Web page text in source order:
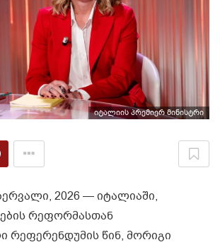
იტალიის პრემიერ მინისტრი
2026 — იტალიაში,
რეფორმასთან
რეფერენდუმის წინ, მორიგი